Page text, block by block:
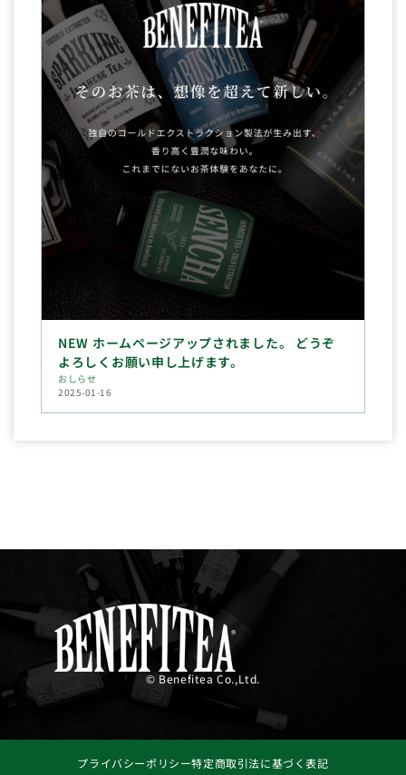
NEW ホームページアップされました。 どうぞ
よろしくお願い申し上げます。
おしらせ
2025-01-16
© Benefitea Co.,Ltd.
プライバシーポリシー特定商取引法に基づく表記